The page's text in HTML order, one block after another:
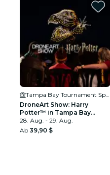
DroneArt Show: Harry
Potter™ in Tampa Bay
Tournament Sportsplex
28. Aug. - 29. Aug.
Ab 39,90 $